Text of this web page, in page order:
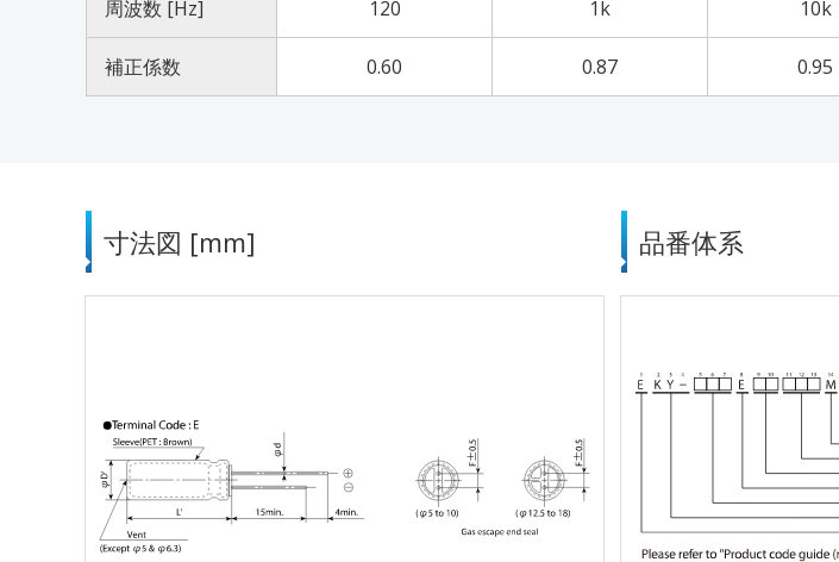
周波数 [Hz] 120 1k 10k
補正係数 0.60 0.87 0.95
寸法図 [mm] 品番体系